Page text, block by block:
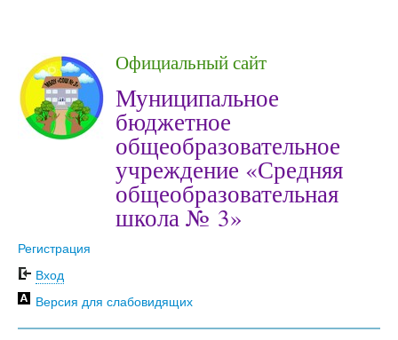
Официальный сайт
Муниципальное
бюджетное
общеобразовательное
учреждение «Средняя
общеобразовательная
школа № 3»
Регистрация
Вход
Версия для слабовидящих